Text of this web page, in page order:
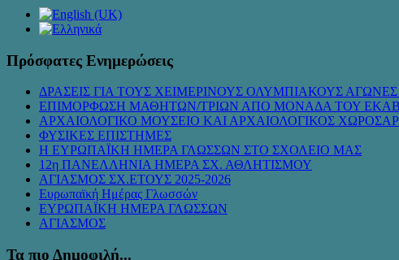
Πρόσφατες Ενημερώσεις
ΔΡΑΣΕΙΣ ΓΙΑ ΤΟΥΣ ΧΕΙΜΕΡΙΝΟΥΣ ΟΛΥΜΠΙΑΚΟΥΣ ΑΓΩΝΕΣ
ΕΠΙΜΟΡΦΩΣΗ ΜΑΘΗΤΩΝ/ΤΡΙΩΝ ΑΠΟ ΜΟΝΑΔΑ ΤΟΥ ΕΚΑΒ
ΑΡΧΑΙΟΛΟΓΙΚΟ ΜΟΥΣΕΙΟ ΚΑΙ ΑΡΧΑΙΟΛΟΓΙΚΟΣ
ΦΥΣΙΚΕΣ ΕΠΙΣΤΗΜΕΣ
Η ΕΥΡΩΠΑΪΚΗ ΗΜΕΡΑ ΓΛΩΣΣΩΝ ΣΤΟ ΣΧΟΛΕΙΟ ΜΑΣ
12η ΠΑΝΕΛΛΗΝΙΑ ΗΜΕΡΑ ΣΧ. ΑΘΛΗΤΙΣΜΟΥ
ΑΓΙΑΣΜΟΣ ΣΧ.ΕΤΟΥΣ 2025-2026
Ευρωπαϊκή Ημέρας Γλωσσών
ΕΥΡΩΠΑΪΚΗ ΗΜΕΡΑ ΓΛΩΣΣΩΝ
ΑΓΙΑΣΜΟΣ
Τα πιο Δημοφιλή...